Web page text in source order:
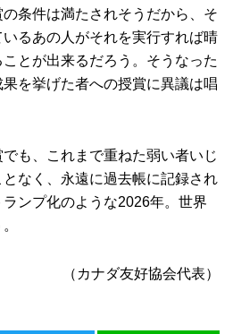
条件は満たされそうだから、そ
るあの人がそれを実行すれば晴
とが出来るだろう。そうなった
を挙げた者への授賞に異議は唱
も、これまで重ねた弱い者いじ
なく、永遠に過去帳に記録され
ンプ化のような2026年。世界
（カナダ友好協会代表）